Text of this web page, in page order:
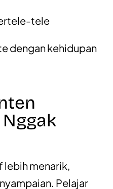
tele
dengan kehidupan
lebih menarik,
Pelajar